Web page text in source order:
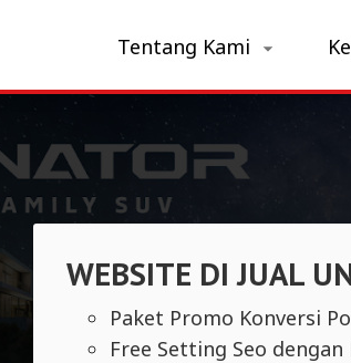
WEBSITE DI JUAL
Paket Promo Konversi
Free Setting Seo
Tentang Kami